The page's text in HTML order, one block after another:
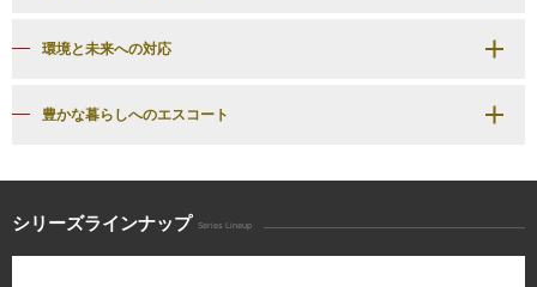
環境と未来への対応
豊かな暮らしへのエスコート
シリーズラインナップ